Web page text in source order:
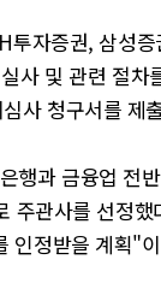
투자증권, 삼성
사 및 관련 절차
사 청구서를 제
행과 금융업 전
주관사를 선정
인정받을 계획"